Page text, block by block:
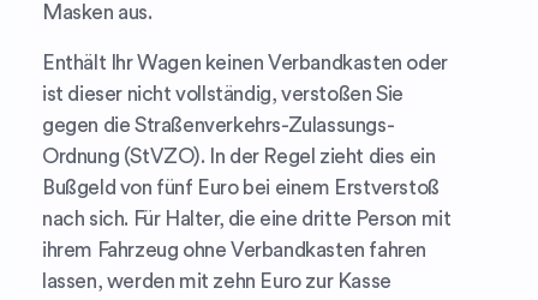
Masken aus.
Enthält Ihr Wagen keinen Verbandkasten oder
ist dieser nicht vollständig, verstoßen Sie
gegen die Straßenverkehrs-Zulassungs-
Ordnung (StVZO). In der Regel zieht dies ein
Bußgeld von fünf Euro bei einem Erstverstoß
nach sich. Für Halter, die eine dritte Person mit
ihrem Fahrzeug ohne Verbandkasten fahren
lassen, werden mit zehn Euro zur Kasse